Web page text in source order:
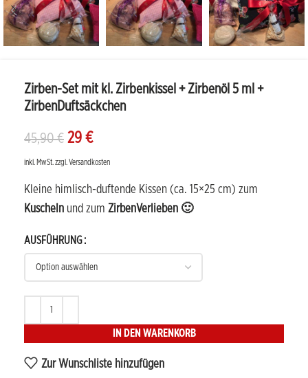
Zirben-Set mit kl. Zirbenkissel + Zirbenöl 5 ml +
ZirbenDuftsäckchen
45,90€ 29 €
inkl. MwSt.zzgl.Versandkosten
Kleine himlisch-duftende Kissen (ca. 15×25 cm) zum
Kuscheln und zum ZirbenVerlieben 🙂
AUSFÜHRUNG
IN DEN WARENKORB
Zur Wunschliste hinzufügen